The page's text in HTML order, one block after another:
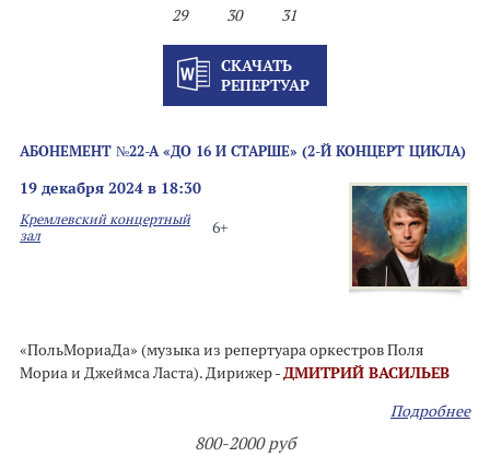
29
30 31
СКАЧАТЬ
РЕПЕРТУАР
АБОНЕМЕНТ №22-А «ДО 16 И СТАРШЕ» (2-Й КОНЦЕРТ ЦИКЛА)
19 декабря 2024 в 18:30
6+
Кремлевский концертный
зал
«ПольМориаДа» (музыка из репертуара оркестров Поля
Мориа и Джеймса Ласта). Дирижер -ДМИТРИЙ ВАСИЛЬЕВ
Подробнее
800-2000 руб